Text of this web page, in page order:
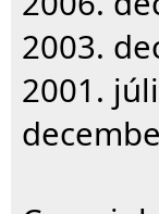
2003.
2001.